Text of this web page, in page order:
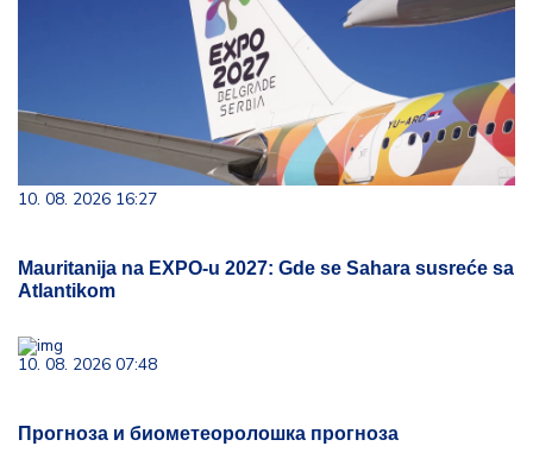
10. 08. 2026 16:27
Mauritanija na EXPO-u 2027: Gde se Sahara susreće sa
Atlantikom
10. 08. 2026 07:48
Прогноза и биометеоролошка прогноза